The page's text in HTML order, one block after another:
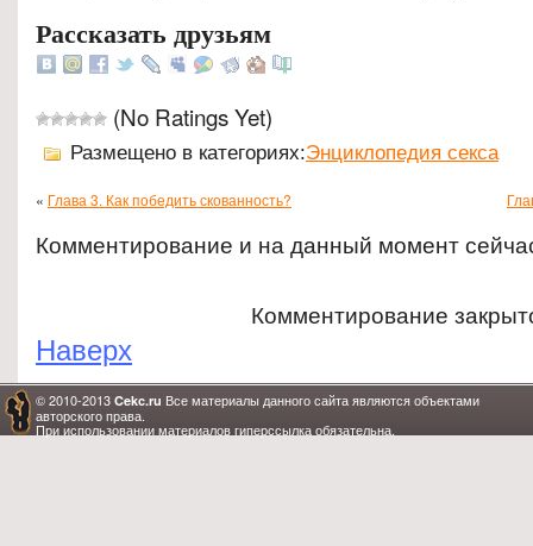
Рассказать друзьям
(No Ratings Yet)
Размещено в категориях:Энциклопедия секса
« Глава 3. Как победить скованность?
Комментирование и на данный момент
Комментирование
Наверх
© 2010-2013 Cekc.ru Все материалы данного сайта являются объектами
авторского права.
При использовании материалов гиперссылка обязательна.